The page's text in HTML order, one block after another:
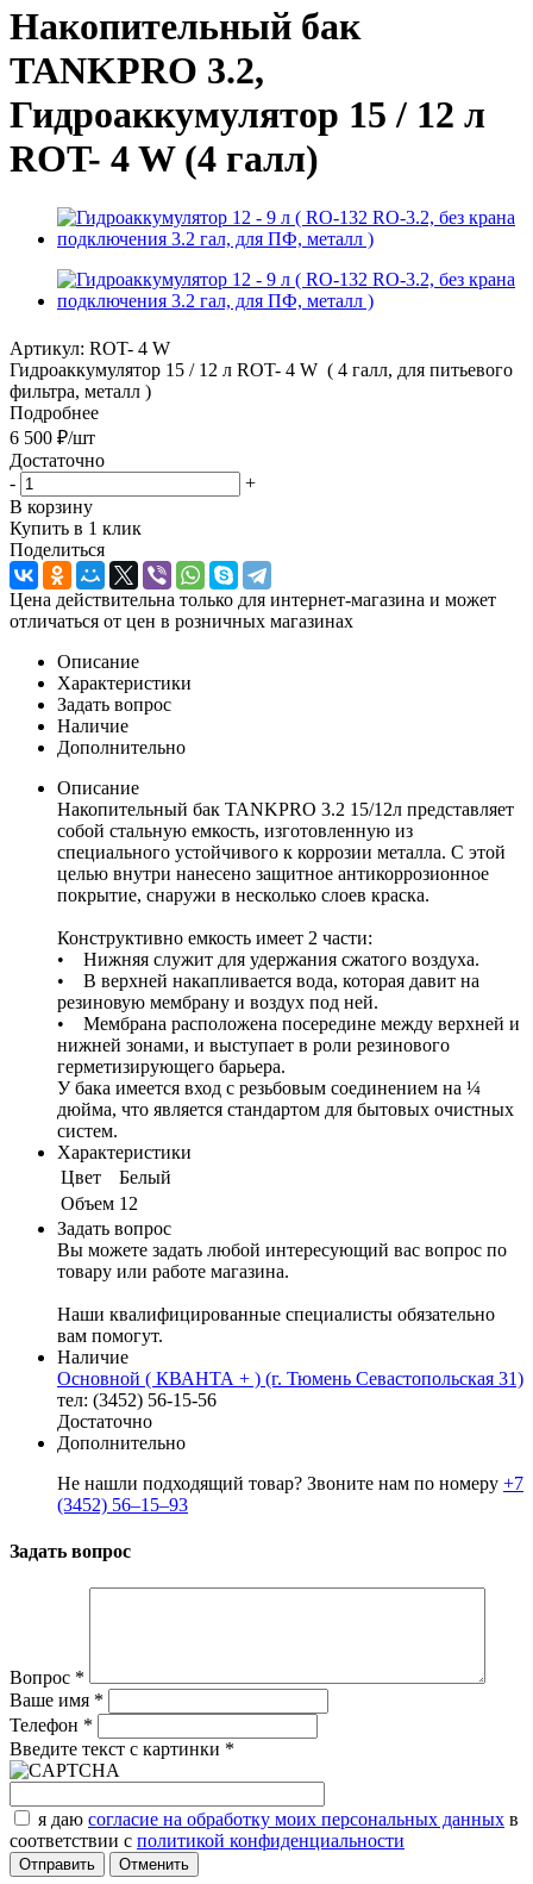
Накопительный бак
TANKPRO 3.2,
Гидроаккумулятор 15 / 12 л
ROT- 4 W (4 галл)
Артикул: ROT- 4 W
Гидроаккумулятор 15 / 12 л ROT- 4 W ( 4 галл, для питьевого
фильтра, металл )
Подробнее
6 500 ₽/шт
Достаточно
-
+
В корзину
Купить в 1 клик
Поделиться
Цена действительна только для интернет-магазина и может
отличаться от цен в розничных магазинах
Описание
Характеристики
Задать вопрос
Наличие
Дополнительно
Описание
Накопительный бак TANKPRO 3.2 15/12л представляет
собой стальную емкость, изготовленную из
специального устойчивого к коррозии металла. С этой
целью внутри нанесено защитное антикоррозионное
покрытие, снаружи в несколько слоев краска.
Конструктивно емкость имеет 2 части:
• Нижняя служит для удержания сжатого воздуха.
• В верхней накапливается вода, которая давит на
резиновую мембрану и воздух под ней.
• Мембрана расположена посередине между верхней и
нижней зонами, и выступает в роли резинового
герметизирующего барьера.
У бака имеется вход с резьбовым соединением на ¼
дюйма, что является стандартом для бытовых очистных
систем.
Характеристики
Цвет
Белый
Объем 12
Задать вопрос
Вы можете задать любой интересующий вас вопрос по
товару или работе магазина.
Наши квалифицированные специалисты обязательно
вам помогут.
Наличие
Основной ( КВАНТА + ) (г. Тюмень Севастопольская 31)
тел: (3452) 56-15-56
Достаточно
Дополнительно
Не нашли подходящий товар? Звоните нам по номеру +7
(3452) 56‒15‒93
Задать вопрос
Вопрос *
Ваше имя *
Телефон *
Введите текст с картинки *
я даю согласие на обработку моих персональных данных в
соответствии с политикой конфиденциальности
Отменить